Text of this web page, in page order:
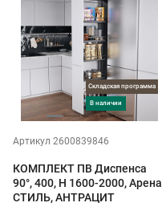
Складская программа
в наличии
Артикул 2600839846
КОМПЛЕКТ ПВ Диспенса
90°, 400, H 1600-2000, Арена
СТИЛЬ, АНТРАЦИТ